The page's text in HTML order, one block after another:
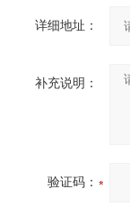
详细地址：
补充说明：
验证码：